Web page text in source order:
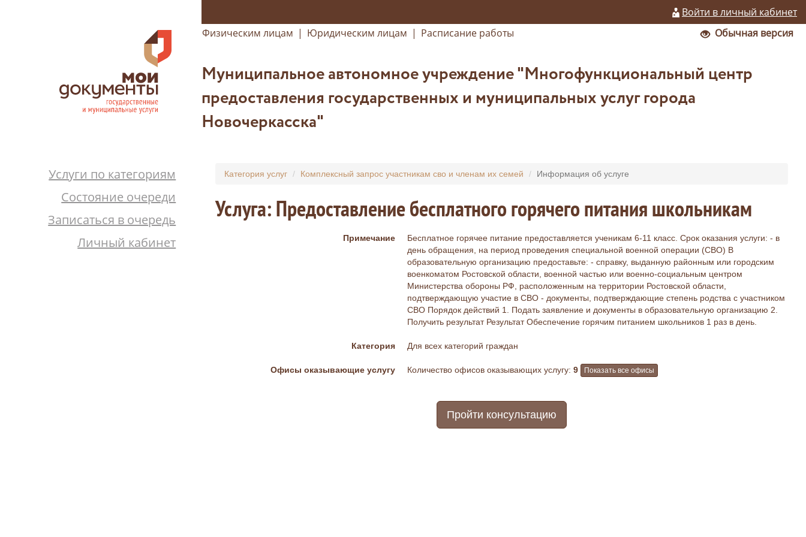
Войти в личный кабинет
Физическим лицам | Юридическим лицам | Расписание работы Обычная версия
Муниципальное автономное учреждение "Многофункциональный центр
предоставления государственных и муниципальных услуг города
Новочеркасска"
Услуги по категориям
Состояние очереди
Записаться в очередь
Личный кабинет
Категория услуг Комплексный запрос участникам сво и членам их семей Информация об услуге
Услуга: Предоставление бесплатного горячего питания школьникам
Примечание
Бесплатное горячее питание предоставляется ученикам 6-11 класс. Срок оказания услуги: - в
день обращения, на период проведения специальной военной операции (СВО) В
образовательную организацию предоставьте: - справку, выданную районным или городским
военкоматом Ростовской области, военной частью или военно-социальным центром
Министерства обороны РФ, расположенным на территории Ростовской области,
подтверждающую участие в СВО - документы, подтверждающие степень родства с участником
СВО Порядок действий 1. Подать заявление и документы в образовательную организацию 2.
Получить результат Результат Обеспечение горячим питанием школьников 1 раз в день.
Категория Для всех категорий граждан
Офисы оказывающие услугу Количество офисов оказывающих услугу: 9 Показать все офисы
Пройти консультацию